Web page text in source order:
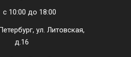
с 10:00 до 18:00
ул. Литовская,
д.16